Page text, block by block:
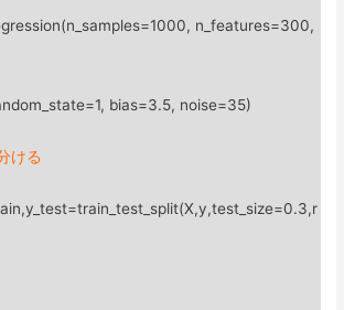
n_features=300,
bias=3.5, noise=35)
ける